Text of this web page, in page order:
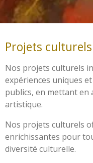
Projets
Nos projets culturels
expériences uniques
publics, en mettant en
artistique.
Nos projets culturels
enrichissantes pour
diversité culturelle.